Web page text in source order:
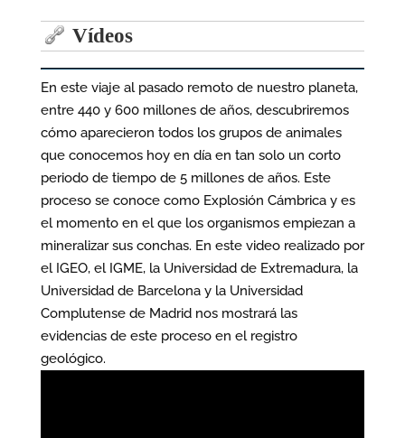
Vídeos
En este viaje al pasado remoto de nuestro planeta,
entre 440 y 600 millones de años, descubriremos
cómo aparecieron todos los grupos de animales
que conocemos hoy en día en tan solo un corto
periodo de tiempo de 5 millones de años. Este
proceso se conoce como Explosión Cámbrica y es
el momento en el que los organismos empiezan a
mineralizar sus conchas. En este video realizado por
el IGEO, el IGME, la Universidad de Extremadura, la
Universidad de Barcelona y la Universidad
Complutense de Madrid nos mostrará las
evidencias de este proceso en el registro
geológico.